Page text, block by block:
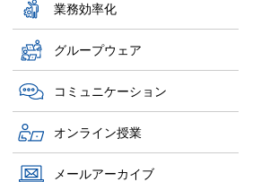
業務効率化
グループウェア
コミュニケーション
オンライン授業
メールアーカイブ